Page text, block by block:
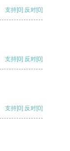
支持[0] 反对[0]
支持[0] 反对[0]
支持[0] 反对[0]